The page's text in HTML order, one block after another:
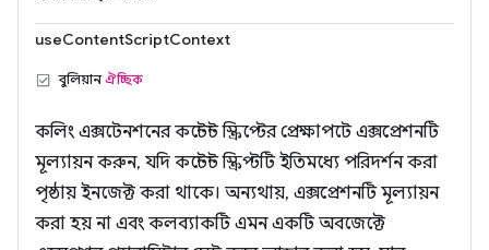
useContentScriptContext
বুলিয়ানঐচ্ছিক
কলিং এক্সটেনশনের কন্টেন্ট স্ক্রিপ্টের প্রেক্ষাপটে এক্সপ্রেশনটি
মূল্যায়ন করুন, যদি কন্টেন্ট স্ক্রিপ্টটি ইতিমধ্যে পরিদর্শন করা
পৃষ্ঠায় ইনজেক্ট করা থাকে। অন্যথায়, এক্সপ্রেশনটি মূল্যায়ন
করা হয় না এবং কলব্যাকটি এমন একটি অবজেক্টে